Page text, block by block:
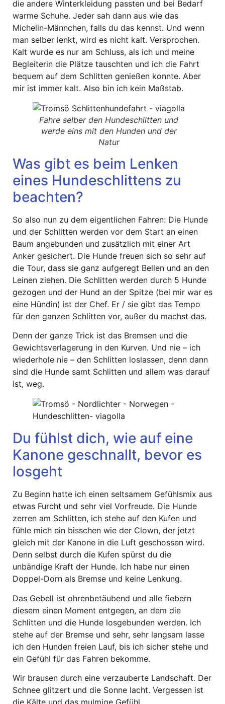
die andere Winterkleidung passten und bei Bedarf
warme Schuhe. Jeder sah dann aus wie das
Michelin-Männchen, falls du das kennst. Und wenn
man selber lenkt, wird es nicht kalt. Versprochen.
Kalt wurde es nur am Schluss, als ich und meine
Begleiterin die Plätze tauschten und ich die Fahrt
bequem auf dem Schlitten genießen konnte. Aber
mir ist immer kalt. Also bin ich kein Maßstab.
Fahre selber den Hundeschlitten und
werde eins mit den Hunden und der
Natur
Was gibt es beim Lenken
eines Hundeschlittens zu
beachten?
So also nun zu dem eigentlichen Fahren: Die Hunde
und der Schlitten werden vor dem Start an einen
Baum angebunden und zusätzlich mit einer Art
Anker gesichert. Die Hunde freuen sich so sehr auf
die Tour, dass sie ganz aufgeregt Bellen und an den
Leinen ziehen. Die Schlitten werden durch 5 Hunde
gezogen und der Hund an der Spitze (bei mir war es
eine Hündin) ist der Chef. Er / sie gibt das Tempo
für den ganzen Schlitten vor, außer du machst das.
Denn der ganze Trick ist das Bremsen und die
Gewichtsverlagerung in den Kurven. Und nie – ich
wiederhole nie – den Schlitten loslassen, denn dann
sind die Hunde samt Schlitten und allem was darauf
ist, weg.
Du fühlst dich, wie auf eine
Kanone geschnallt, bevor es
losgeht
Zu Beginn hatte ich einen seltsamem Gefühlsmix aus
etwas Furcht und sehr viel Vorfreude. Die Hunde
zerren am Schlitten, ich stehe auf den Kufen und
fühle mich ein bisschen wie der Clown, der jetzt
gleich mit der Kanone in die Luft geschossen wird.
Denn selbst durch die Kufen spürst du die
unbändige Kraft der Hunde. Ich habe nur einen
Doppel-Dorn als Bremse und keine Lenkung.
Das Gebell ist ohrenbetäubend und alle fiebern
diesem einen Moment entgegen, an dem die
Schlitten und die Hunde losgebunden werden. Ich
stehe auf der Bremse und sehr, sehr langsam lasse
ich den Hunden freien Lauf, bis ich sicher stehe und
ein Gefühl für das Fahren bekomme.
Wir brausen durch eine verzauberte Landschaft. Der
Schnee glitzert und die Sonne lacht. Vergessen ist